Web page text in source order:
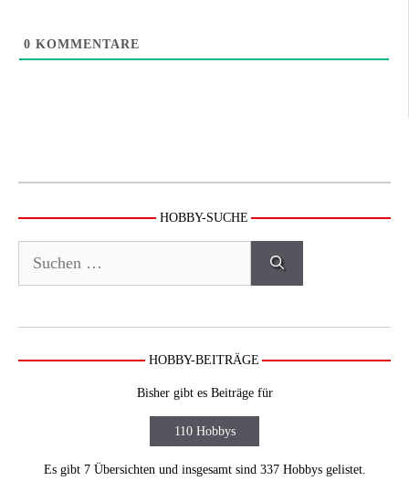
0 KOMMENTARE
HOBBY-SUCHE
nach:
HOBBY-BEITRÄGE
Bisher gibt es Beiträge für
110 Hobbys
Es gibt 7 Übersichten und insgesamt sind 337 Hobbys gelistet.